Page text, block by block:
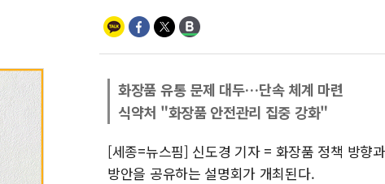
화장품 유통 문제 대두…단속 체계 마련
식약처 "화장품 안전관리 집중 강화"
[세종=뉴스핌] 신도경 기자 = 화장품 정책 방향
방안을 공유하는 설명회가 개최된다.